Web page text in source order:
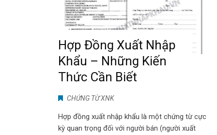
Hợp Đồng Xuất Nhập
Khẩu – Những Kiến
Thức Cần Biết
CHỨNG TỪ XNK
Hợp đồng xuất nhập khẩu là một chứng từ cực
kỳ quan trọng đối với người bán (người xuất